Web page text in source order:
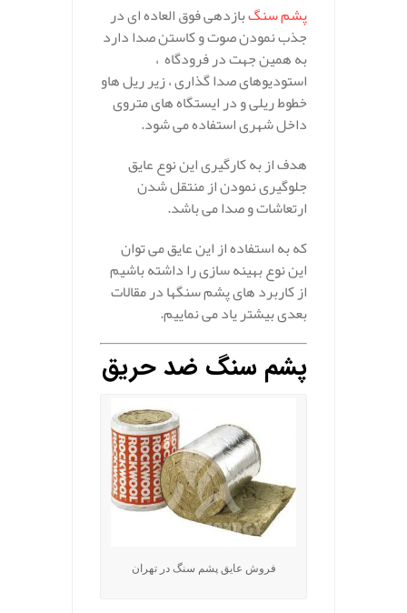
پشم سنگبازدهی فوق العاده ای در
جذب نمودن صوت و کاستن صدا دارد
به همین جهت در فرودگاه ،
استودیوهای صدا گذاری ، زیر ریل هاو
خطوط ریلی و در ایستگاه های متروی
داخل شهری استفاده می شود.
هدف از به کارگیری این نوع عایق
جلوگیری نمودن از منتقل شدن
ارتعاشات و صدا می باشد.
که به استفاده از این عایق می توان
این نوع بهینه سازی را داشته باشیم
از کاربرد های پشم سنگها در مقالات
بعدی بیشتر یاد می نماییم.
پشم سنگ ضد حریق
فروش عایق پشم سنگ در تهران